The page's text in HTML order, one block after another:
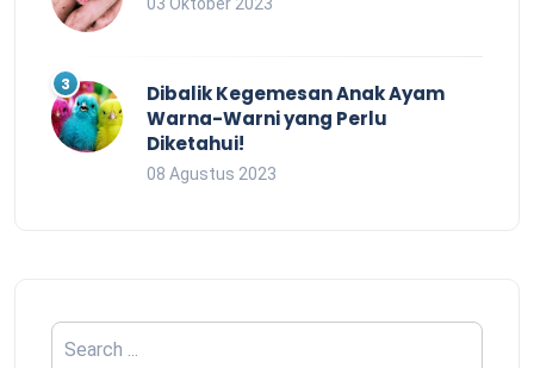
03 Oktober 2023
Dibalik Kegemesan Anak Ayam
Warna-Warni yang Perlu
Diketahui!
08 Agustus 2023